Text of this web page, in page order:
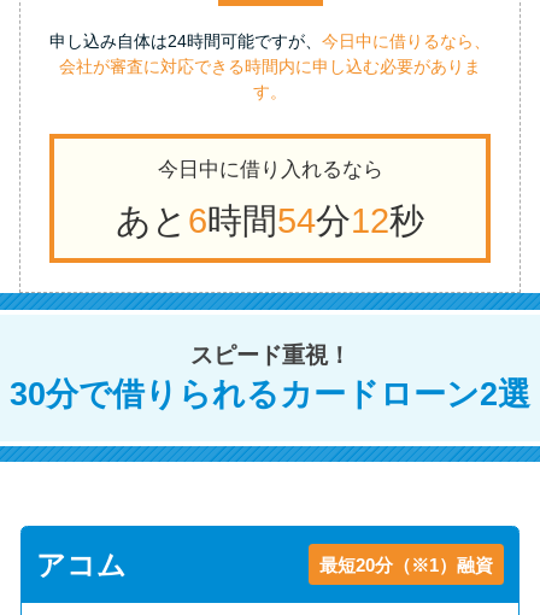
申し込み自体は24時間可能ですが、 今日中に借りるなら、
会社が審査に対応できる時間内に申し込む必要がありま
す。
今日中に借り入れるなら
あと 6時間54分11秒
スピード重視！
30分で借りられるカードローン2選
アコム 最短20分（※1）融資